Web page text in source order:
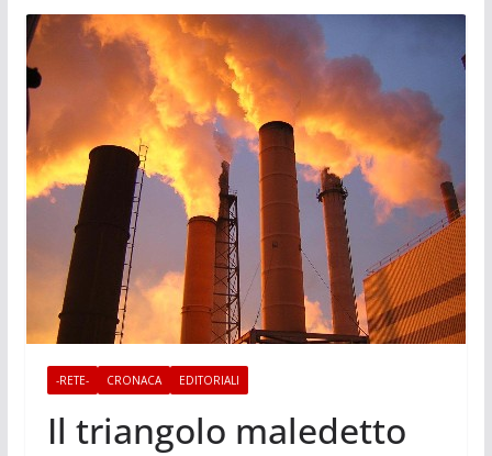
-RETE- CRONACA EDITORIALI
Il triangolo maledetto